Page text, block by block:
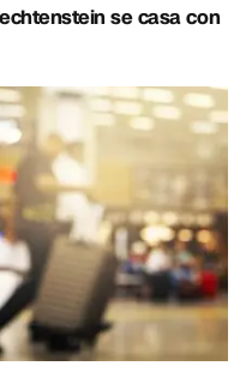
se casa con